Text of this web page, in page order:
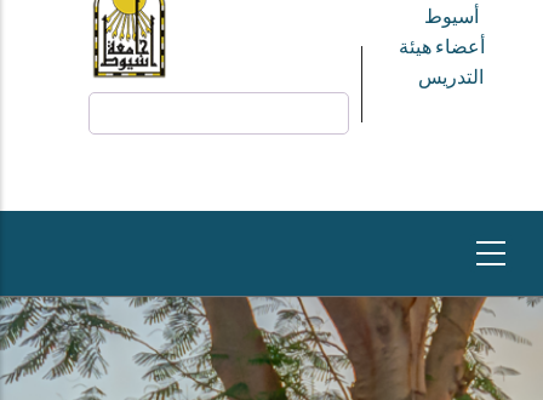
HEADER
MENU
أسيوط
أعضاء هيئة
التدريس
بحث